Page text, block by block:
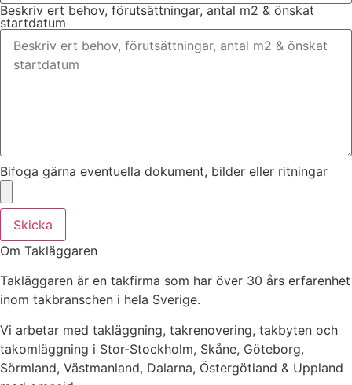
Beskriv ert behov, förutsättningar, antal m2 & önskat
startdatum
Bifoga gärna eventuella dokument, bilder eller ritningar
Skicka
Om Takläggaren
Takläggaren är en takfirma som har över 30 års erfarenhet
inom takbranschen i hela Sverige.
Vi arbetar med takläggning, takrenovering, takbyten och
takomläggning i Stor-Stockholm, Skåne, Göteborg,
Sörmland, Västmanland, Dalarna, Östergötland & Uppland